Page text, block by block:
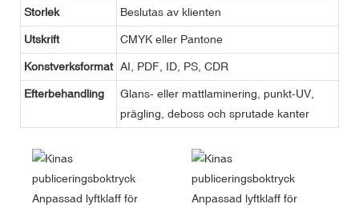
Storlek Beslutas av klienten
Utskrift CMYK eller Pantone
Konstverksformat AI, PDF, ID, PS, CDR
Efterbehandling
Glans- eller mattlaminering, punkt-UV,
prägling, deboss och sprutade kanter